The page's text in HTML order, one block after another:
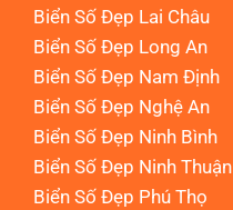
Biển Số Đẹp Lai Châu
Biển Số Đẹp Long An
Biển Số Đẹp Nam Định
Biển Số Đẹp Nghệ An
Biển Số Đẹp Ninh Bình
Biển Số Đẹp Ninh Thuận
Biển Số Đẹp Phú Thọ